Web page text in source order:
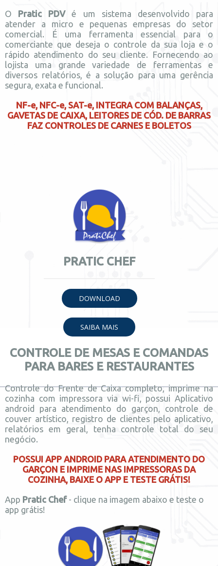
O Pratic PDVé um sistema desenvolvido para
atender a micro e pequenas empresas do setor
comercial. É uma ferramenta essencial para o
comerciante que deseja o controle da sua loja e o
rápido atendimento do seu cliente. Fornecendo ao
lojista uma grande variedade de ferramentas e
diversos relatórios, é a solução para uma gerência
segura, exata e funcional.
NF-e, NFC-e, SAT-e, INTEGRA COM BALANÇAS,
GAVETAS DE CAIXA, LEITORES DE CÓD. DE BARRAS
FAZ CONTROLES DE CARNES E BOLETOS
PRATIC CHEF
DOWNLOAD
SAIBA MAIS
CONTROLE DE MESAS E COMANDAS
PARA BARES E RESTAURANTES
Controle do Frente de Caixa completo, imprime na
cozinha com impressora via wi-fi, possui Aplicativo
android para atendimento do garçon, controle de
couver artístico, registro de clientes pelo aplicativo,
relatórios em geral, tenha controle total do seu
negócio.
POSSUI APP ANDROID PARA ATENDIMENTO DO
GARÇON E IMPRIME NAS IMPRESSORAS DA
COZINHA, BAIXE O APP E TESTE GRÁTIS!
App Pratic Chef- clique na imagem abaixo e teste o
app grátis!